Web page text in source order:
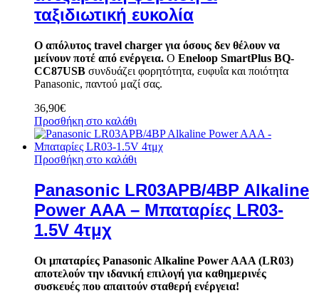
ταξιδιωτική ευκολία
Ο απόλυτος travel charger για όσους δεν θέλουν να
μείνουν ποτέ από ενέργεια. Ο Eneloop SmartPlus BQ-
CC87USB συνδυάζει φορητότητα, ευφυΐα και ποιότητα
Panasonic, παντού μαζί σας.
36,90€
Προσθήκη στο καλάθι
Προσθήκη στο καλάθι
Panasonic LR03APB/4BP Alkaline
Power AAA – Μπαταρίες LR03-
1.5V 4τμχ
Οι μπαταρίες Panasonic Alkaline Power AAA (LR03)
αποτελούν την ιδανική επιλογή για καθημερινές
συσκευές που απαιτούν σταθερή ενέργεια!